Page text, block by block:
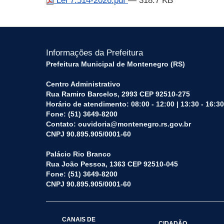
Informações da Prefeitura
Prefeitura Municipal de Montenegro (RS)
Centro Administrativo
Rua Ramiro Barcelos, 2993 CEP 92510-275
Horário de atendimento: 08:00 - 12:00 | 13:30 - 16:30
Fone: (51) 3649-8200
Contato: ouvidoria@montenegro.rs.gov.br
CNPJ 90.895.905/0001-60
Palácio Rio Branco
Rua João Pessoa, 1363 CEP 92510-045
Fone: (51) 3649-8200
CNPJ 90.895.905/0001-60
CANAIS DE